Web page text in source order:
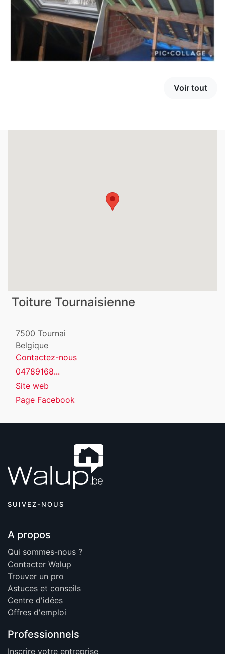
Voir tout
Toiture Tournaisienne
7500 Tournai
Belgique
Contactez-nous
04789168...
Site web
Page Facebook
SUIVEZ-NOUS
A propos
Qui sommes-nous ?
Contacter Walup
Trouver un pro
Astuces et conseils
Centre d'idées
Offres d'emploi
Professionnels
Inscrire votre entreprise